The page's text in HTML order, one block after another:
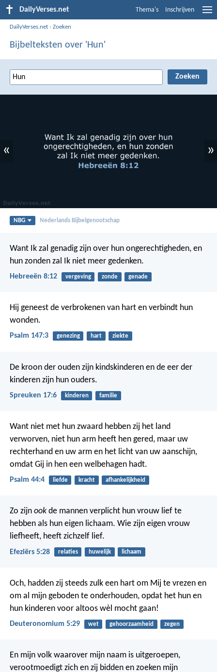
DailyVerses.net Thema's Inschrijven
DailyVerses.net ›Zoeken
Bijbelteksten over 'Hun'
« »
NBG Nederlands Bijbelgenootschap
Want Ik zal genadig zijn over hun ongerechtigheden, en
hun zonden zal Ik niet meer gedenken.
Hebreeën 8:12 vergeving zonde genade
Hij geneest de verbrokenen van hart en verbindt hun
wonden.
Psalm 147:3 genezing hart ziekte
De kroon der ouden zijn kindskinderen en de eer der
kinderen zijn hun ouders.
Spreuken 17:6 kinderen familie
Want niet met hun zwaard hebben zij het land
verworven, niet hun arm heeft hen gered, maar uw
rechterhand en uw arm en het licht van uw aanschijn,
omdat Gij in hen een welbehagen hadt.
Psalm 44:4 liefde kracht afhankelijkheid
Zo zijn ook de mannen verplicht hun vrouw lief te
hebben als hun eigen lichaam. Wie zijn eigen vrouw
liefheeft, heeft zichzelf lief.
Efeziërs 5:28 relaties huwelijk lichaam
Och, hadden zij steeds zulk een hart om Mij te vrezen en
om al mijn geboden te onderhouden, opdat het hun en
hun kinderen voor altoos wèl mocht gaan!
Deuteronomium 5:29 wet gehoorzaamheid zegen
En mijn volk waarover mijn naam is uitgeroepen,
verootmoedigt zich en zij bidden en zoeken mijn